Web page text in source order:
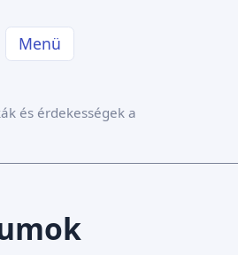
Menü
és érdekességek a